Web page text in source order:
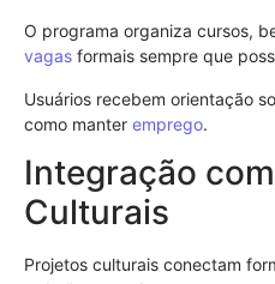
O programa organiza cursos,
vagas formais sempre que
Usuários recebem orientação
como manter emprego.
Integração
Culturais
Projetos culturais conectam